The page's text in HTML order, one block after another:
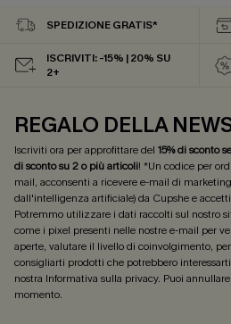
SPEDIZIONE GRATIS*
ISCRIVITI: -15% | 20% SU
2+
REGALO DELLA
Iscriviti ora per approfittare del 15% di sconto
di sconto su 2 o più articoli! *Un codice per
mail, acconsenti a ricevere e-mail di
dall'intelligenza artificiale) da Cupshe e
Potremmo utilizzare i dati raccolti sul nostro
come i pixel presenti nelle nostre e-mail per
aperte, valutare il livello di coinvolgimento,
consigliarti prodotti che potrebbero
nostra Informativa sulla privacy. Puoi
momento.